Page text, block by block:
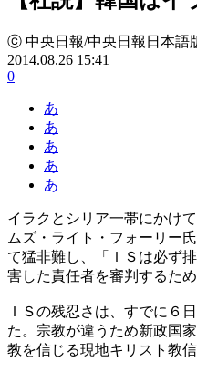
ⓒ 中央日報/中央日報日本語
2014.08.26 15:41
0
あ
あ
あ
あ
あ
イラクとシリア一帯にかけ
ムズ・ライト・フォーリー
て猛非難し、「ＩＳは必ず
害した責任者を審判するた
ＩＳの残忍さは、すでに６
た。宗教が違うため新政国
教を信じる現地キリスト教